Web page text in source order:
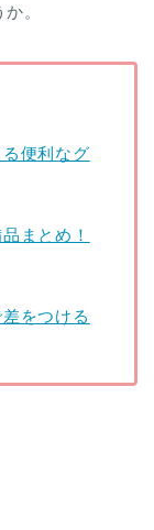
。
便利なグ
まとめ！
をつける